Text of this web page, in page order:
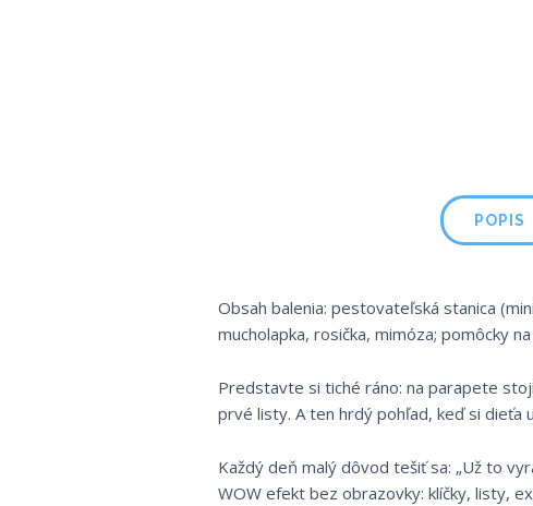
POPIS
Obsah balenia: pestovateľská stanica
mucholapka, rosička, mimóza; pomôcky
Predstavte si tiché ráno: na parapete
prvé listy. A ten hrdý pohľad, keď si dieťa
Každý deň malý dôvod tešiť sa: „Už to
WOW efekt bez obrazovky: klíčky, listy,